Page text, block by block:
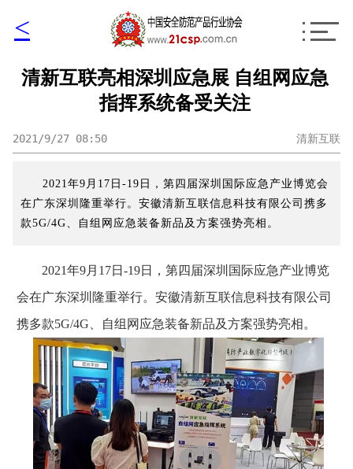
<
清新互联亮相深圳应急展 自组网应急
指挥系统备受关注
2021/9/27 08:50 清新互联
2021年9月17日-19日，第四届深圳国际应急产业博览会
在广东深圳隆重举行。安徽清新互联信息科技有限公司携多
款5G/4G、自组网应急装备新品及方案强势亮相。
2021年9月17日-19日，第四届深圳国际应急产业博览
会在广东深圳隆重举行。安徽清新互联信息科技有限公司
携多款5G/4G、自组网应急装备新品及方案强势亮相。